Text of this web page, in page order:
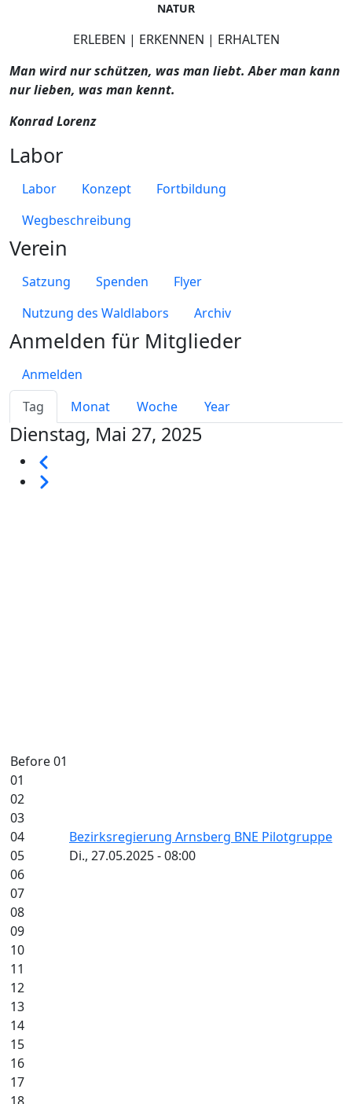
Primary tabs
Tag Monat Woche Year
Dienstag, Mai 27, 2025
Seitennummerierung
Weiter
Before 01
01
02
03
04
05
06
07
08
09
10
11
12
13
14
15
16
17
Bezirksregierung Arnsberg BNE Pilotgruppe
Di., 27.05.2025 - 08:00
NATUR
ERLEBEN | ERKENNEN | ERHALTEN
Man wird nur schützen, was man liebt. Aber man kann
nur lieben, was man kennt.
Konrad Lorenz
Labor
Labor Konzept
Fortbildung
Wegbeschreibung
Verein
Satzung Spenden
Flyer
Nutzung des Waldlabors
Archiv
Anmelden für Mitglieder
Anmelden